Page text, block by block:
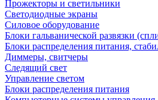
Прожекторы и светильники
Светодиодные экраны
Силовое оборудование
Блоки гальванической развязки
Блоки распределения питания,
Диммеры, свитчеры
Следящий свет
Управление светом
Блоки распределения питания